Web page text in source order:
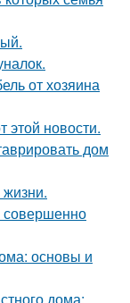
от хозяина
этой новости.
дом
основы и